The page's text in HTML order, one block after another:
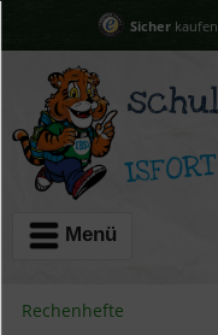
Sicherkaufen
Menü
Rechenhefte